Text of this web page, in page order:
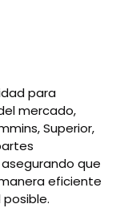
para
mercado,
Superior,
que
eficiente